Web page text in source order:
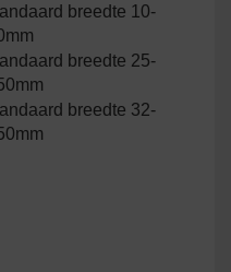
breedte 10-
breedte 25-
breedte 32-